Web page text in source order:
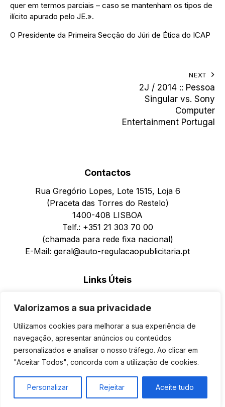
Valorizamos a sua privacidade
Utilizamos cookies para melhorar a sua experiência de
navegação, apresentar anúncios ou conteúdos
personalizados e analisar o nosso tráfego. Ao clicar em
"Aceitar Todos", concorda com a utilização de cookies.
Personalizar Rejeitar Aceite tudo
quer em termos parciais – caso se mantenham os tipos de
ilícito apurado pelo JE.».
O Presidente da Primeira Secção do Júri de Ética do ICAP
NEXT
2J / 2014 :: Pessoa
Singular vs. Sony
Computer
Entertainment Portugal
Contactos
Rua Gregório Lopes, Lote 1515, Loja 6
(Praceta das Torres do Restelo)
1400-408 LISBOA
Telf.: +351 21 303 70 00
(chamada para rede fixa nacional)
E-Mail: geral@auto-regulacaopublicitaria.pt
Links Úteis
Política de Cookies
Formulário de Reclamações para Pessoas Singulares
Reclamações Online
©Auto Regulação Publicitária2026.
Todos os direitos reservados